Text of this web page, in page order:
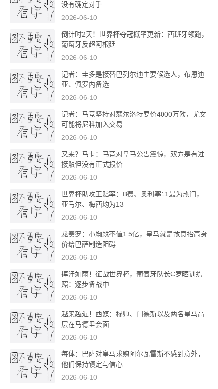
没有确定对手
2026-06-10
倒计时2天！世界杯夺冠概率更新：西班牙领跑，
葡萄牙反超阿根廷
2026-06-10
记者：圭多是接替巴列尔迪主要候选人，布恩迪
亚、佩罗内备选
2026-06-10
记者：马竞坚持对瑟尔洛特要价4000万欧，尤文
可能将尼科加入交易
2026-06-10
又来？马卡：马竞对皇马公告震惊，双方是有过
接触但没有正式报价
2026-06-10
世界杯助攻王赔率：B费、奥利塞11最为热门，
亚马尔、梅西均为13
2026-06-10
龙赛罗：小蜘蛛不值1.5亿，皇马就是故意抬高身
价给巴萨制造阻碍
2026-06-10
挥汗如雨！征战世界杯，葡萄牙队长C罗晒训练
照：逐步备战中
2026-06-10
越来越近！西媒：穆帅、门德斯以及两名皇马高
层在马德里会面
2026-06-10
每体：巴萨对皇马求购阿尔瓦雷斯不感到意外，
他们保持镇定与信心
2026-06-10